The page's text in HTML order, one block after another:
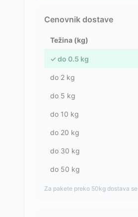
Cenovnik dostave
Težina (kg)
✓ do 0.5 kg
do 2 kg
do 5 kg
do 10 kg
do 20 kg
do 30 kg
do 50 kg
Za pakete preko 50kg dostava